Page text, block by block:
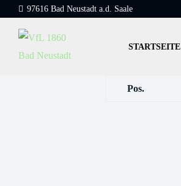
97616 Bad Neustadt a.d. Saale
STARTSEITE
Pos.